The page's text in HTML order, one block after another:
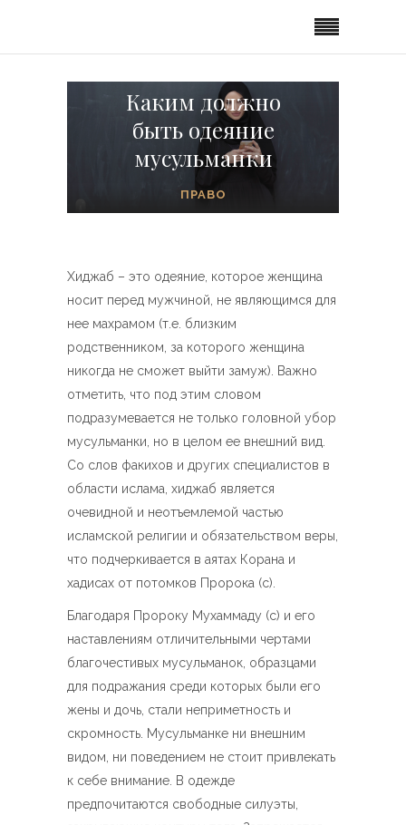
Каким должно
быть одеяние
мусульманки
ПРАВО
Хиджаб – это одеяние, которое женщина
носит перед мужчиной, не являющимся для
нее махрамом (т.е. близким
родственником, за которого женщина
никогда не сможет выйти замуж). Важно
отметить, что под этим словом
подразумевается не только головной убор
мусульманки, но в целом ее внешний вид.
Со слов факихов и других специалистов в
области ислама, хиджаб является
очевидной и неотъемлемой частью
исламской религии и обязательством веры,
что подчеркивается в аятах Корана и
хадисах от потомков Пророка (с).
Благодаря Пророку Мухаммаду (с) и его
наставлениям отличительными чертами
благочестивых мусульманок, образцами
для подражания среди которых были его
жены и дочь, стали неприметность и
скромность. Мусульманке ни внешним
видом, ни поведением не стоит привлекать
к себе внимание. В одежде
предпочитаются свободные силуэты,